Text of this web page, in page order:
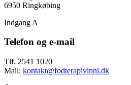
6950 Ringkøbing
Indgang A
Telefon og e-mail
Tlf. 2541 1020
Mail: kontakt@fodterapivinni.dk